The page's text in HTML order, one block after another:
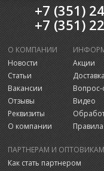
+7 (351)
+7 (351)
О КОМПАНИИ
Новости
Статьи
Вакансии
Отзывы
Реквизиты
О компании
Акции
Вопрос-
Видео
ПАРТНЕРАМ И ОПТОВИКАМ
Как стать партнером